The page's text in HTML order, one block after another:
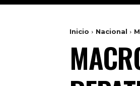
Inicio Nacional